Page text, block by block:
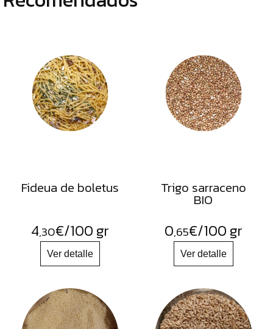
Fideua de boletus
4,30€/100 gr
Trigo sarraceno
BIO
0,65€/100 gr